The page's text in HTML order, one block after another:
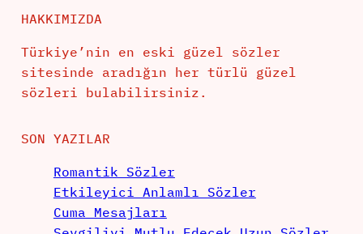
HAKKIMIZDA
Türkiye’nin en eski güzel sözler
sitesinde aradığın her türlü güzel
sözleri bulabilirsiniz.
SON YAZILAR
Romantik Sözler
Etkileyici Anlamlı Sözler
Cuma Mesajları